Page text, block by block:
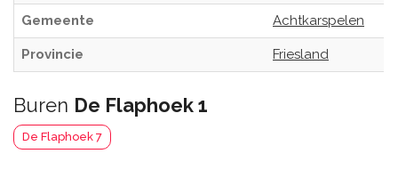
Gemeente Achtkarspelen
Provincie Friesland
Buren De Flaphoek 1
De Flaphoek 7